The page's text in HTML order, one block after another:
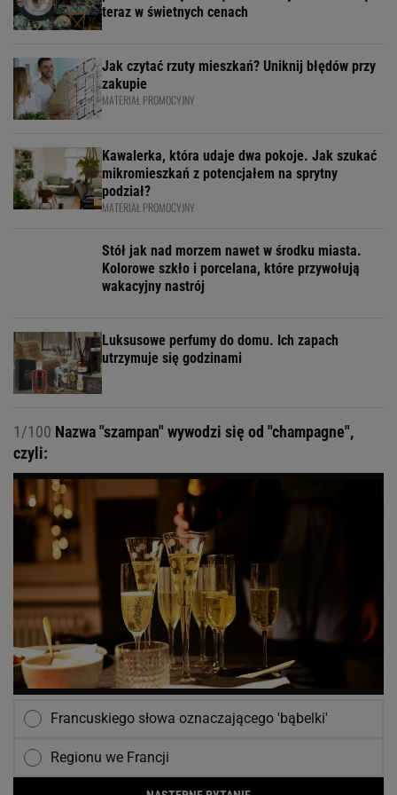
teraz w świetnych cenach
Jak czytać rzuty mieszkań? Uniknij błędów przy
zakupie
MATERIAŁ PROMOCYJNY
Kawalerka, która udaje dwa pokoje. Jak szukać
mikromieszkań z potencjałem na sprytny
podział?
MATERIAŁ PROMOCYJNY
Stół jak nad morzem nawet w środku miasta.
Kolorowe szkło i porcelana, które przywołują
wakacyjny nastrój
Luksusowe perfumy do domu. Ich zapach
utrzymuje się godzinami
1/100 Nazwa "szampan" wywodzi się od "champagne",
czyli:
Francuskiego słowa oznaczającego 'bąbelki'
Regionu we Francji